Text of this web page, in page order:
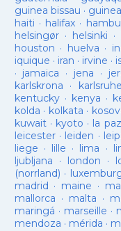
guinea bissau ·
haiti · halifax ·
helsingør· helsinki ·
houston · huelva ·
iquique · iran · irvine ·
· jamaica · jena ·
karlskrona · karlsruhe
kentucky· kenya ·
kolda · kolkata ·
kuwait· kyoto · la paz
leicester· leiden ·
liege · lille · lima ·
ljubljana · london ·
(norrland) ·
madrid · maine ·
mallorca · malta ·
maringá · marseille ·
mendoza · mérida ·